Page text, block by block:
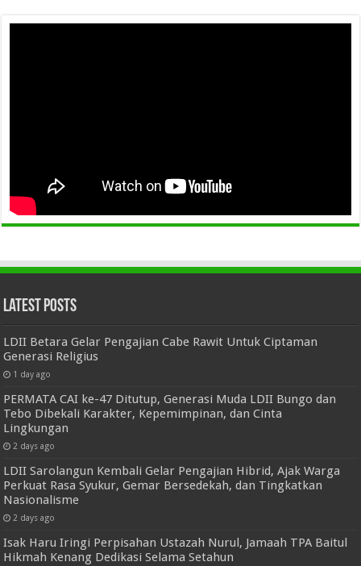
Latest Posts
LDII Betara Gelar Pengajian Cabe Rawit Untuk Ciptaman
Generasi Religius
1 day ago
PERMATA CAI ke-47 Ditutup, Generasi Muda LDII Bungo dan
Tebo Dibekali Karakter, Kepemimpinan, dan Cinta
Lingkungan
2 days ago
LDII Sarolangun Kembali Gelar Pengajian Hibrid, Ajak Warga
Perkuat Rasa Syukur, Gemar Bersedekah, dan Tingkatkan
Nasionalisme
2 days ago
Isak Haru Iringi Perpisahan Ustazah Nurul, Jamaah TPA Baitul
Hikmah Kenang Dedikasi Selama Setahun